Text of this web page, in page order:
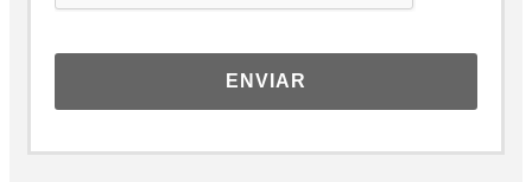
ENVIAR